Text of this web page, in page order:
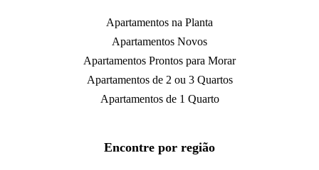
Apartamentos na Planta
Apartamentos Novos
Apartamentos Prontos para Morar
Apartamentos de 2 ou 3 Quartos
Apartamentos de 1 Quarto
Encontre por região